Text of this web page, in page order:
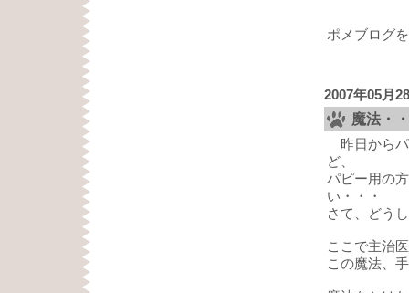
ポメブログ
2007年05月
魔法・
昨日からパ
ど、
パピー用の
い・・・
さて、どう
ここで主治
この魔法、